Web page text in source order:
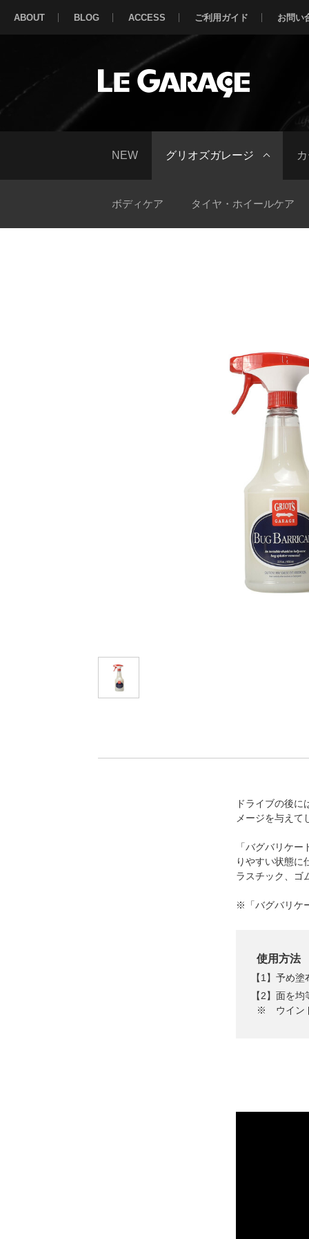
ABOUT BLOG ACCESS ご利用ガイド お問い
NEW グリオズガレージ
ボディケア タイヤ・ホイールケア
ドライブの後
メージを与えて
「バグバリケ
りやすい状態に
ラスチック、ゴ
※「バグバリケ
使用方法
予め塗
面を均
※ ウイン